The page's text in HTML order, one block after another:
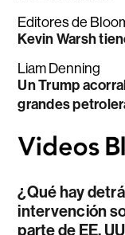
Editores de
Kevin Warsh
Liam Denning
Un Trump
grandes
¿Qué hay
intervención
parte de EE.